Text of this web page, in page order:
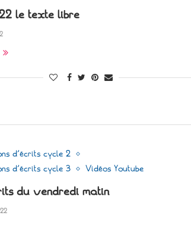
le texte libre
d'écrits cycle 2
d'écrits cycle 3
Vidéos Youtube
du vendredi matin